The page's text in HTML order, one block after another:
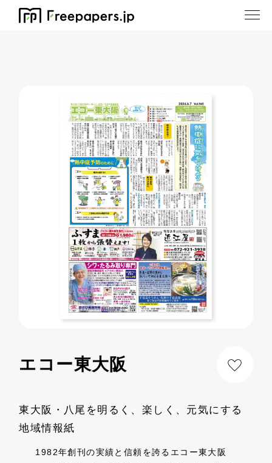
ホーム エコー東大阪
エコー東大阪
東大阪・八尾を明るく、楽しく、元気にする
地域情報紙
1982年創刊の実績と信頼を誇るエコー東大阪